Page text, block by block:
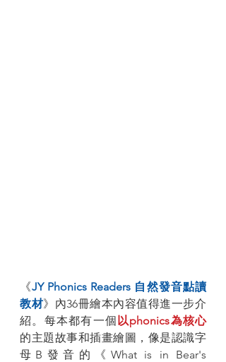
《JY Phonics Readers 自然發音點讀
教材》內36冊繪本內容值得進一步介
紹。每本都有一個以phonics為核心
的主題故事和插畫繪圖，像是認識字
母B發音的《What is in Bear's